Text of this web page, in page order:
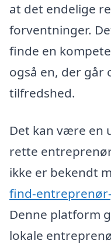
at det endelige
forventninger.
finde en
også en, der går
tilfredshed.
Det kan være en
rette
ikke er bekendt
find-
Denne platform
lokale